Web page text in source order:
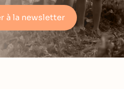
à la newsletter